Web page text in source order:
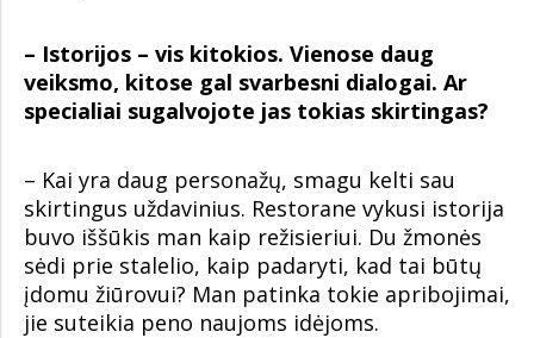
– Istorijos – vis kitokios. Vienose daug
veiksmo, kitose gal svarbesni dialogai. Ar
specialiai sugalvojote jas tokias skirtingas?
– Kai yra daug personažų, smagu kelti sau
skirtingus uždavinius. Restorane vykusi istorija
buvo iššūkis man kaip režisieriui. Du žmonės
sėdi prie stalelio, kaip padaryti, kad tai būtų
įdomu žiūrovui? Man patinka tokie apribojimai,
jie suteikia peno naujoms idėjoms.